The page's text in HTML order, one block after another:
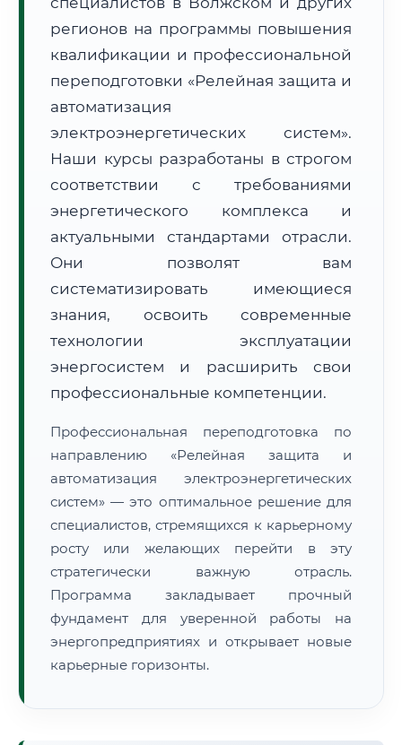
Расчет логистики оригиналов:
• Маршрут транзита:~2 671 км
• Экспресс-доставка СДЭК / Почтой:
4–6 рабочих дней
регионов на программы повышения
квалификации и профессиональной
переподготовки «Релейная защита и
автоматизация
электроэнергетических систем».
Наши курсы разработаны в строгом
соответствии с требованиями
энергетического комплекса и
актуальными стандартами отрасли.
Они позволят вам
систематизировать имеющиеся
знания, освоить современные
технологии эксплуатации
энергосистем и расширить свои
профессиональные компетенции.
Профессиональная переподготовка по
направлению «Релейная защита и
автоматизация электроэнергетических
систем» — это оптимальное решение для
специалистов, стремящихся к карьерному
росту или желающих перейти в эту
стратегически важную отрасль.
Программа закладывает прочный
фундамент для уверенной работы на
энергопредприятиях и открывает новые
карьерные горизонты.